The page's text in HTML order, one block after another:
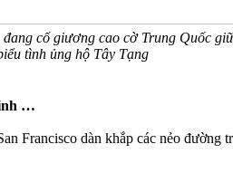
cố giương cao cờ Trung Quốc
tình ủng hộ Tây Tạng
…
Francisco dàn khắp các nẻo đường